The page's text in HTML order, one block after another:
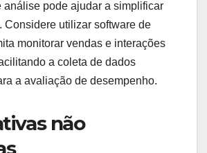
a eficácia do modelo e a
na medição
é um desafio crítico na